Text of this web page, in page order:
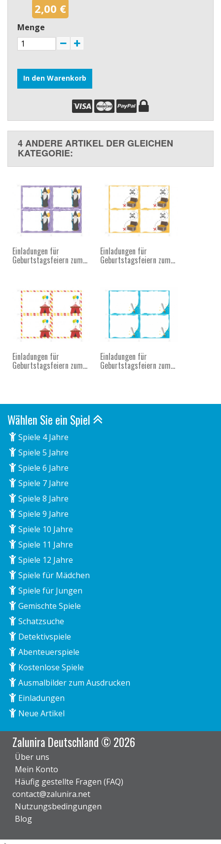
2,00 €
Menge
In den Warenkorb
4 ANDERE ARTIKEL DER GLEICHEN
KATEGORIE:
Einladungen für
Geburtstagsfeiern zum...
Einladungen für
Geburtstagsfeiern zum...
Einladungen für
Geburtstagsfeiern zum...
Einladungen für
Geburtstagsfeiern zum...
Wählen Sie ein Spiel
Spiele 4 Jahre
Spiele 5 Jahre
Spiele 6 Jahre
Spiele 7 Jahre
Spiele 8 Jahre
Spiele 9 Jahre
Spiele 10 Jahre
Spiele 11 Jahre
Spiele 12 Jahre
Spiele für Mädchen
Spiele für Jungen
Gemischte Spiele
Schatzsuche
Detektivspiele
Abenteuerspiele
Kostenlose Spiele
Ausmalbilder zum Ausdrucken
Einladungen
Neue Artikel
Zalunira Deutschland © 2026
Über uns
Mein Konto
Häufig gestellte Fragen (FAQ)
contact@zalunira.net
Nutzungsbedingungen
Blog